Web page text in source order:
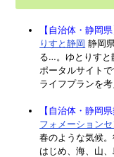
【自治体・静岡県
りすと静岡 静岡
る…。ゆとりすと
ポータルサイト
ライフプランを
【自治体・静岡県
フォメーション
春のような気候
はじめ、海、山